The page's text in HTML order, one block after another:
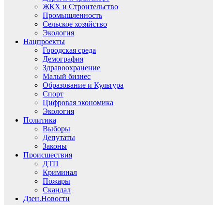
ЖКХ и Строительство
Промышленность
Сельское хозяйство
Экология
Нацпроекты
Городская среда
Демография
Здравоохранение
Малый бизнес
Образование и Культура
Спорт
Цифровая экономика
Экология
Политика
Выборы
Депутаты
Законы
Происшествия
ДТП
Криминал
Пожары
Скандал
Дзен.Новости